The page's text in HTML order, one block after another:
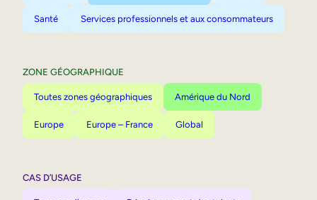
Santé Services professionnels et aux consommateurs
ZONE GÉOGRAPHIQUE
Toutes zones géographiques Amérique du Nord
Europe Europe – France Global
CAS D’USAGE